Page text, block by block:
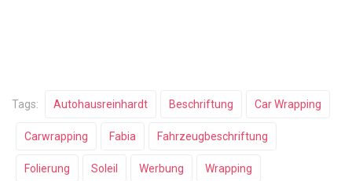
Tags: Autohausreinhardt Beschriftung Car Wrapping
Carwrapping Fabia Fahrzeugbeschriftung
Folierung Soleil Werbung Wrapping